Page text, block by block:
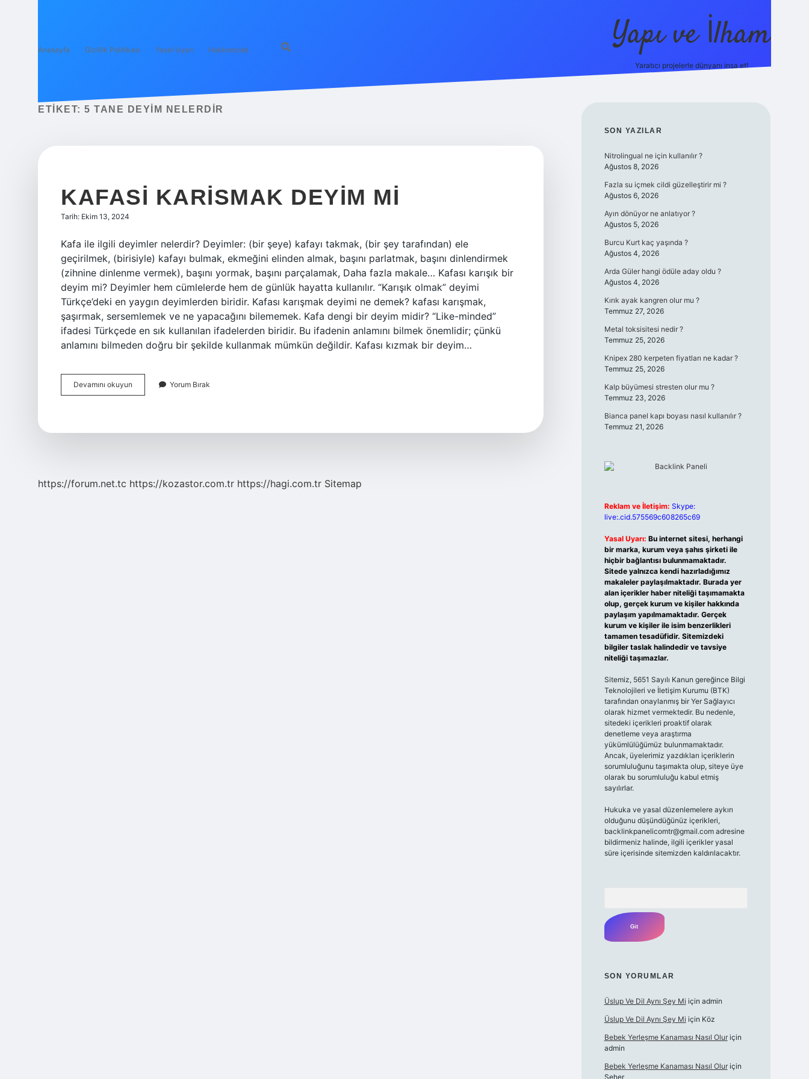
Anasayfa Gizlilik Politikası Yasal Uyarı Hakkımızda Yapı ve İlham
Yaratıcı projelerle dünyanı inşa et!
ETIKET: 5 TANE DEYIM NELERDIR
KAFASI KARISMAK DEYIM MI
Tarih: Ekim 13, 2024
Kafa ile ilgili deyimler nelerdir? Deyimler: (bir şeye) kafayı takmak, (bir şey tarafından) ele
geçirilmek, (birisiyle) kafayı bulmak, ekmeğini elinden almak, başını parlatmak, başını dinlendirmek
(zihnine dinlenme vermek), başını yormak, başını parçalamak, Daha fazla makale… Kafası karışık bir
deyim mi? Deyimler hem cümlelerde hem de günlük hayatta kullanılır. “Karışık olmak” deyimi
Türkçe’deki en yaygın deyimlerden biridir. Kafası karışmak deyimi ne demek? kafası karışmak,
şaşırmak, sersemlemek ve ne yapacağını bilememek. Kafa dengi bir deyim midir? “Like-minded”
ifadesi Türkçede en sık kullanılan ifadelerden biridir. Bu ifadenin anlamını bilmek önemlidir; çünkü
anlamını bilmeden doğru bir şekilde kullanmak mümkün değildir. Kafası kızmak bir deyim…
Devamını okuyun
Karismak
Yorum Bırak
https://forum.net.tc https://kozastor.com.tr https://hagi.com.tr Sitemap
SIDEBAR
SON YAZILAR
Nitrolingual ne için kullanılır ?
Ağustos 8, 2026
Fazla su içmek cildi güzelleştirir mi ?
Ağustos 6, 2026
Ayın dönüyor ne anlatıyor ?
Ağustos 5, 2026
Burcu Kurt kaç yaşında ?
Ağustos 4, 2026
Arda Güler hangi ödüle aday oldu ?
Ağustos 4, 2026
Kırık ayak kangren olur mu ?
Temmuz 27, 2026
Metal toksisitesi nedir ?
Temmuz 25, 2026
Knipex 280 kerpeten fiyatları ne kadar ?
Temmuz 25, 2026
Kalp büyümesi stresten olur mu ?
Temmuz 23, 2026
Bianca panel kapı boyası nasıl kullanılır ?
Temmuz 21, 2026
Reklam ve İletişim: Skype:
live:.cid.575569c608265c69
Yasal Uyarı: Bu internet sitesi, herhangi
bir marka, kurum veya şahıs şirketi ile
hiçbir bağlantısı bulunmamaktadır.
Sitede yalnızca kendi hazırladığımız
makaleler paylaşılmaktadır. Burada yer
alan içerikler haber niteliği taşımamakta
olup, gerçek kurum ve kişiler hakkında
paylaşım yapılmamaktadır. Gerçek
kurum ve kişiler ile isim benzerlikleri
tamamen tesadüfidir. Sitemizdeki
bilgiler taslak halindedir ve tavsiye
niteliği taşımazlar.
Sitemiz, 5651 Sayılı Kanun gereğince Bilgi
Teknolojileri ve İletişim Kurumu (BTK)
tarafından onaylanmış bir Yer Sağlayıcı
olarak hizmet vermektedir. Bu nedenle,
sitedeki içerikleri proaktif olarak
denetleme veya araştırma
yükümlülüğümüz bulunmamaktadır.
Ancak, üyelerimiz yazdıkları içeriklerin
sorumluluğunu taşımakta olup, siteye üye
olarak bu sorumluluğu kabul etmiş
sayılırlar.
Hukuka ve yasal düzenlemelere aykırı
olduğunu düşündüğünüz içerikleri,
backlinkpanelicomtr@gmail.comadresine
bildirmeniz halinde, ilgili içerikler yasal
süre içerisinde sitemizden kaldırılacaktır.
SON YORUMLAR
Üslup Ve Dil Aynı Şey Mi için admin
Üslup Ve Dil Aynı Şey Mi için Köz
Bebek Yerleşme Kanaması Nasıl Oluriçin
admin
Bebek Yerleşme Kanaması Nasıl Oluriçin
Seher